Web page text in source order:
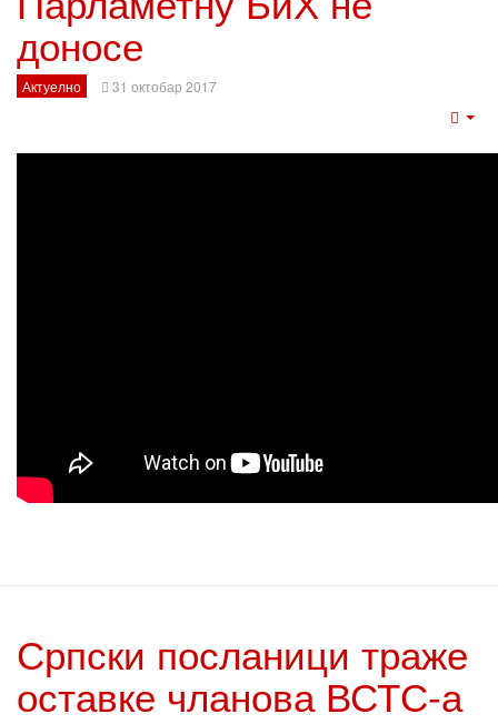
доносе
Актуелно 31 октобар 2017
Српски посланици траже
оставке чланова ВСТС-а